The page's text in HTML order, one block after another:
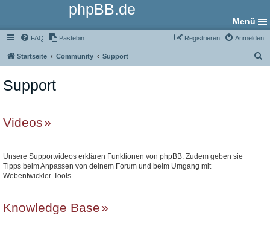
phpBB.de
Menü
FAQ Pastebin Anmelden
Registrieren
Startseite Community Support
Support
Videos
Unsere Supportvideos erklären Funktionen von phpBB. Zudem geben sie
Tipps beim Anpassen von deinem Forum und beim Umgang mit
Webentwickler-Tools.
Knowledge Base